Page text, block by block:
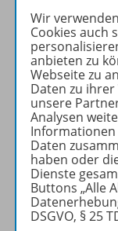
Wir
Cookies auch
anbieten zu
Webseite zu
Daten zu
unsere
Analysen
Daten
haben oder
Dienste
Buttons „Alle
DSGVO, § 25